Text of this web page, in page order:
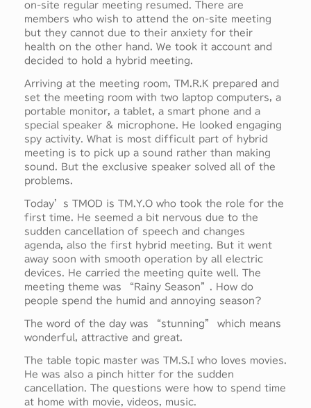
on-site regular meeting resumed. There are
members who wish to attend the on-site meeting
but they cannot due to their anxiety for their
health on the other hand. We took it account and
decided to hold a hybrid meeting.
Arriving at the meeting room, TM.R.K prepared and
set the meeting room with two laptop computers, a
portable monitor, a tablet, a smart phone and a
special speaker & microphone. He looked engaging
spy activity. What is most difficult part of hybrid
meeting is to pick up a sound rather than making
sound. But the exclusive speaker solved all of the
problems.
Today’s TMOD is TM.Y.O who took the role for the
first time. He seemed a bit nervous due to the
sudden cancellation of speech and changes
agenda, also the first hybrid meeting. But it went
away soon with smooth operation by all electric
devices. He carried the meeting quite well. The
meeting theme was “Rainy Season”. How do
people spend the humid and annoying season?
The word of the day was “stunning” which means
wonderful, attractive and great.
The table topic master was TM.S.I who loves movies.
He was also a pinch hitter for the sudden
cancellation. The questions were how to spend time
at home with movie, videos, music.